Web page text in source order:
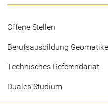
Offene Stellen
Berufsausbildung
Technisches Referendariat
Duales Studium